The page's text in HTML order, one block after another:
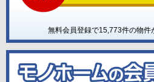
無料会員登録で15,773件の物件